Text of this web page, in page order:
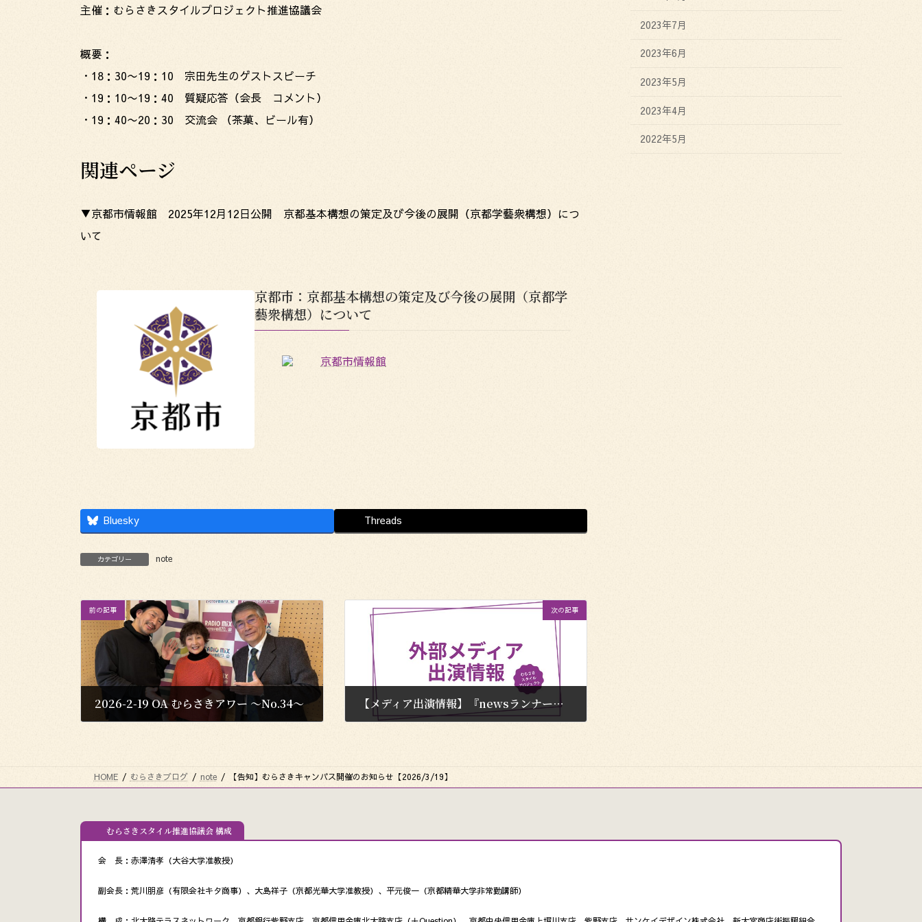
主催：むらさきスタイルプロジェクト推進協議会
概要：
・18：30〜19：10 宗田先生のゲストスピーチ
・19：10〜19：40 質疑応答（会長 コメント）
・19：40〜20：30 交流会 （茶菓、ビール有）
関連ページ
▼京都市情報館 2025年12月12日公開 京都基本構想の策定及び今後の展開（京都学藝衆構想）につ
いて
京都市：京都基本構想の策定及び今後の展開（京都学
藝衆構想）について
京都市情報館
Bluesky Threads
カテゴリー note
前の記事
2026-2-19 OA むらさきアワー 〜No.34〜
次の記事
【メディア出演情報】『newsランナー』にてむらさきエリアが紹介されます
2023年7月
2023年6月
2023年5月
2023年4月
2022年5月
HOME むらさきブログ note 【告知】むらさきキャンパス開催のお知らせ【2026/3/19】
むらさきスタイル推進協議会 構成
会 長：赤澤清孝（大谷大学准教授）
副会長：荒川朋彦（有限会社キタ商事）、大島祥子（京都光華大学准教授）、平元俊一（京都精華大学非常勤講師）